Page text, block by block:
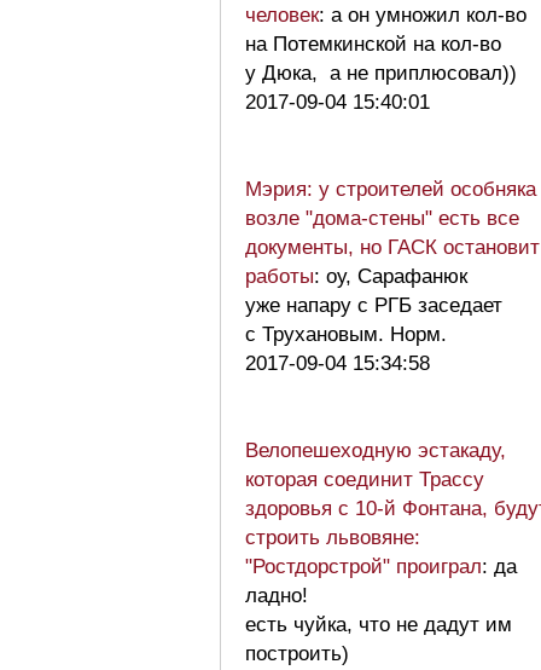
человек: а он умножил кол-во
на Потемкинской на кол-во
у Дюка, а не приплюсовал))
2017-09-04 15:40:01
Мэрия: у строителей особняка
возле "дома-стены" есть все
документы, но ГАСК остановит
работы: оу, Сарафанюк
уже напару с РГБ заседает
с Трухановым. Норм.
2017-09-04 15:34:58
Велопешеходную эстакаду,
которая соединит Трассу
здоровья с 10-й Фонтана,
строить львовяне:
"Ростдорстрой" проиграл: да
ладно!
есть чуйка, что не дадут им
построить)